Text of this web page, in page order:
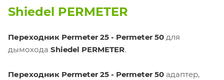
Shiedel PERMETER
Переходник Permeter 25 - Permeter 50 для
дымохода Shiedel PERMETER.
Переходник Permeter 25 - Permeter 50 адаптер,